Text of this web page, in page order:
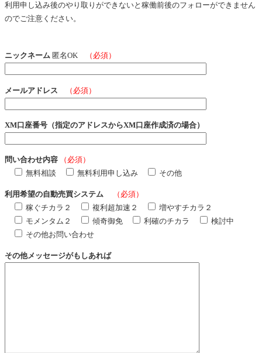
利用申し込み後のやり取りができないと稼働前後のフォローができません
のでご注意ください。
ニックネーム 匿名OK （必須）
メールアドレス （必須）
XM口座番号（指定のアドレスからXM口座作成済の場合）
問い合わせ内容
（必須）
無料相談
無料利用申し込み その他
利用希望の自動売買システム
（必須）
稼ぐチカラ２
複利超加速２
増やすチカラ２
モメンタム２
傾奇御免 利確のチカラ
検討中
その他お問い合わせ
その他メッセージがもしあれば